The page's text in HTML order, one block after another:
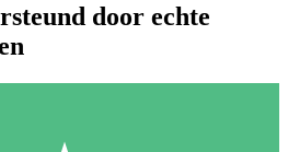
door echte